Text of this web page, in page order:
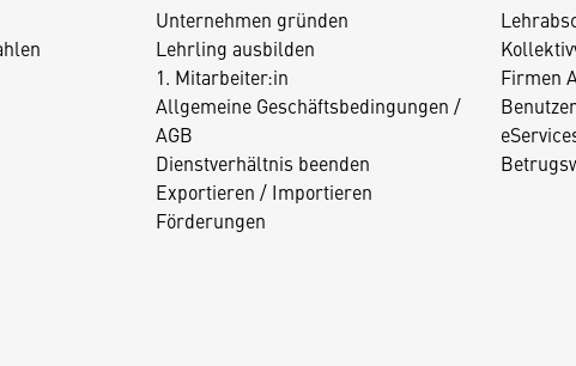
Unternehmen gründen
Lehrling ausbilden
1. Mitarbeiter:in
Allgemeine Geschäftsbedingungen /
AGB
Dienstverhältnis beenden
Exportieren / Importieren
Förderungen
Firmen